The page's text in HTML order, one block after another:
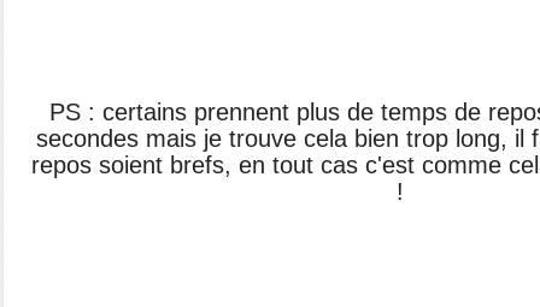
PS : certains prennent plus de temps de
secondes mais je trouve cela bien trop long, il
repos soient brefs, en tout cas c'est comme
!